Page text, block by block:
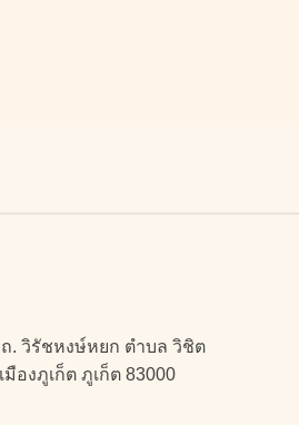
. วิรัชหงษ์หยก ตำบล วิชิต
มืองภูเก็ต ภูเก็ต 83000